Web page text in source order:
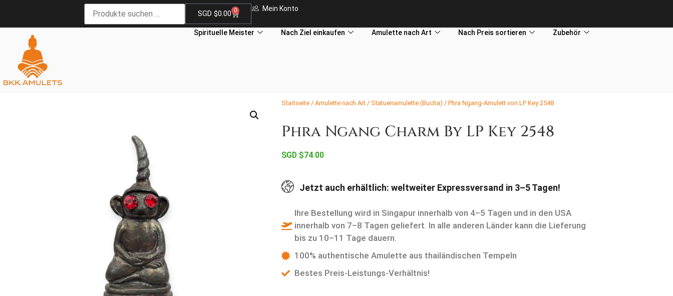
SGD $0.00 0 Mein Konto
Spirituelle Meister Nach Ziel einkaufen Amulette nach Art Nach Preis sortieren Zubehör
Startseite / Amulette nach Art / Statuenamulette (Bucha) / Phra Ngang-Amulett von LP Key 2548
Phra Ngang Charm By LP Key 2548
SGD $74.00
Jetzt auch erhältlich: weltweiter Expressversand in 3–5 Tagen!
Ihre Bestellung wird in Singapur innerhalb von 4–5 Tagen und in den USA
innerhalb von 7–8 Tagen geliefert. In alle anderen Länder kann die Lieferung
bis zu 10–11 Tage dauern.
100% authentische Amulette aus thailändischen Tempeln
Bestes Preis-Leistungs-Verhältnis!